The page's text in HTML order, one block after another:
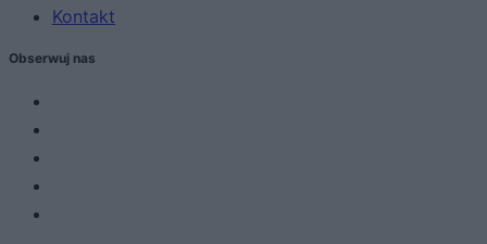
Kontakt
Obserwuj nas